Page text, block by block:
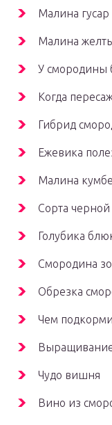
Малина гусар
Малина
У смородины
Когда
Гибрид
Ежевика
Малина
Сорта
Голубика
Смородина
Обрезка
Чем
Чудо вишня
Вино из